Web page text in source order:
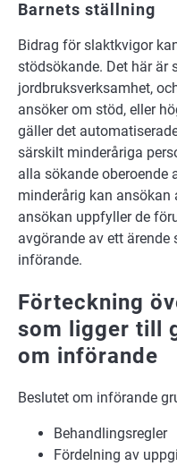
Barnets ställning
Bidrag för slaktkvigor
stödsökande. Det här är
jordbruksverksamhet,
ansöker om stöd, eller
gäller det
särskilt minderåriga
alla sökande oberoende
minderårig kan
ansökan uppfyller de
avgörande av ett
införande.
Förteckning
som ligger till
om införande
Beslutet om införande
Behandlingsregler
Fördelning av